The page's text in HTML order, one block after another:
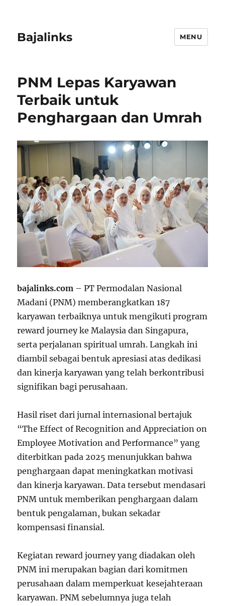
Bajalinks MENU
PNM Lepas Karyawan
Terbaik untuk
Penghargaan dan Umrah
bajalinks.com – PT Permodalan Nasional
Madani (PNM) memberangkatkan 187
karyawan terbaiknya untuk mengikuti program
reward journey ke Malaysia dan Singapura,
serta perjalanan spiritual umrah. Langkah ini
diambil sebagai bentuk apresiasi atas dedikasi
dan kinerja karyawan yang telah berkontribusi
signifikan bagi perusahaan.
Hasil riset dari jurnal internasional bertajuk
“The Effect of Recognition and Appreciation on
Employee Motivation and Performance” yang
diterbitkan pada 2025 menunjukkan bahwa
penghargaan dapat meningkatkan motivasi
dan kinerja karyawan. Data tersebut mendasari
PNM untuk memberikan penghargaan dalam
bentuk pengalaman, bukan sekadar
kompensasi finansial.
Kegiatan reward journey yang diadakan oleh
PNM ini merupakan bagian dari komitmen
perusahaan dalam memperkuat kesejahteraan
karyawan. PNM sebelumnya juga telah